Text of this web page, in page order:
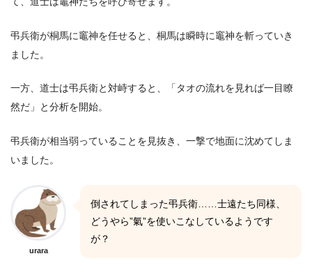
弔兵衛が桐馬に竈神を任せると、桐馬は瞬時に竈神を斬っていき
ました。
一方、道士は弔兵衛と対峙すると、「タオの流れを見れば一目瞭
然だ」と分析を開始。
弔兵衛が相当弱っていることを見抜き、一撃で地面に沈めてしま
いました。
urara
倒されてしまった弔兵衛……士遠たち同様、
どうやら”氣”を使いこなしているようです
が？